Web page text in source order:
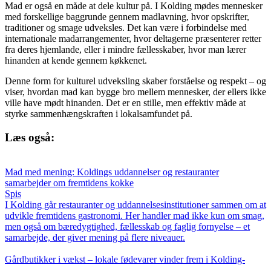
Mad er også en måde at dele kultur på. I Kolding mødes mennesker
med forskellige baggrunde gennem madlavning, hvor opskrifter,
traditioner og smage udveksles. Det kan være i forbindelse med
internationale madarrangementer, hvor deltagerne præsenterer retter
fra deres hjemlande, eller i mindre fællesskaber, hvor man lærer
hinanden at kende gennem køkkenet.
Denne form for kulturel udveksling skaber forståelse og respekt – og
viser, hvordan mad kan bygge bro mellem mennesker, der ellers ikke
ville have mødt hinanden. Det er en stille, men effektiv måde at
styrke sammenhængskraften i lokalsamfundet på.
Læs også:
Mad med mening: Koldings uddannelser og restauranter
samarbejder om fremtidens kokke
Spis
I Kolding går restauranter og uddannelsesinstitutioner sammen om at
udvikle fremtidens gastronomi. Her handler mad ikke kun om smag,
men også om bæredygtighed, fællesskab og faglig fornyelse – et
samarbejde, der giver mening på flere niveauer.
Gårdbutikker i vækst – lokale fødevarer vinder frem i Kolding-